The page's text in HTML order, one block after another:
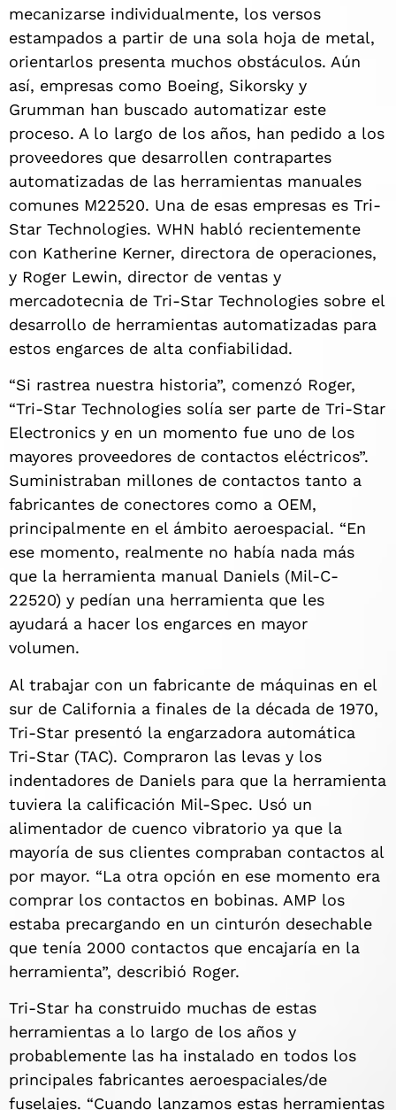
mecanizarse individualmente, los versos
estampados a partir de una sola hoja de metal,
orientarlos presenta muchos obstáculos. Aún
así, empresas como Boeing, Sikorsky y
Grumman han buscado automatizar este
proceso. A lo largo de los años, han pedido a los
proveedores que desarrollen contrapartes
automatizadas de las herramientas manuales
comunes M22520. Una de esas empresas es Tri-
Star Technologies. WHN habló recientemente
con Katherine Kerner, directora de operaciones,
y Roger Lewin, director de ventas y
mercadotecnia de Tri-Star Technologies sobre el
desarrollo de herramientas automatizadas para
estos engarces de alta confiabilidad.
“Si rastrea nuestra historia”, comenzó Roger,
“Tri-Star Technologies solía ser parte de Tri-Star
Electronics y en un momento fue uno de los
mayores proveedores de contactos eléctricos”.
Suministraban millones de contactos tanto a
fabricantes de conectores como a OEM,
principalmente en el ámbito aeroespacial. “En
ese momento, realmente no había nada más
que la herramienta manual Daniels (Mil-C-
22520) y pedían una herramienta que les
ayudará a hacer los engarces en mayor
volumen.
Al trabajar con un fabricante de máquinas en el
sur de California a finales de la década de 1970,
Tri-Star presentó la engarzadora automática
Tri-Star (TAC). Compraron las levas y los
indentadores de Daniels para que la herramienta
tuviera la calificación Mil-Spec. Usó un
alimentador de cuenco vibratorio ya que la
mayoría de sus clientes compraban contactos al
por mayor. “La otra opción en ese momento era
comprar los contactos en bobinas. AMP los
estaba precargando en un cinturón desechable
que tenía 2000 contactos que encajaría en la
herramienta”, describió Roger.
Tri-Star ha construido muchas de estas
herramientas a lo largo de los años y
probablemente las ha instalado en todos los
principales fabricantes aeroespaciales/de
fuselajes. “Cuando lanzamos estas herramientas